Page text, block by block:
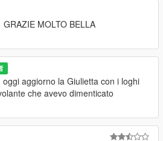
GRAZIE MOLTO BELLA
oggi aggiorno la Giulietta con i loghi
che avevo dimenticato